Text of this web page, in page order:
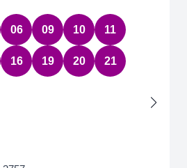
06 09 10 11
16 19 20 21